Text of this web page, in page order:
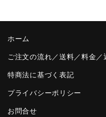
目覚まし時計(集合)
温湿度計付目覚まし時計
制服メモリー
ホーム
ご注文の流れ／送料／料金
特商法に基づく表記
プライバシーポリシー
お問合せ